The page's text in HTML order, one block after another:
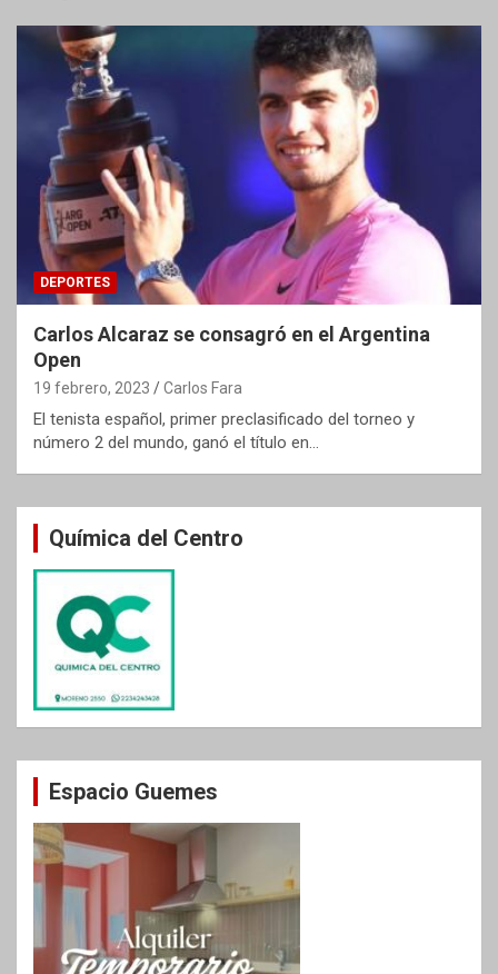
DEPORTES
Carlos Alcaraz se consagró en el Argentina
Open
19 febrero, 2023 Carlos Fara
El tenista español, primer preclasificado del torneo y
número 2 del mundo, ganó el título en…
Química del Centro
Espacio Guemes